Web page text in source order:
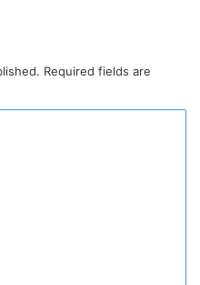
Required fields are